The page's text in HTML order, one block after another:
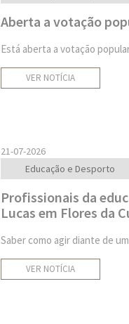
Aberta a votação
Está aberta a votação
VER NOTÍCIA
21-07-2026
Educação e Desporto
Profissionais da
Lucas em Flores da
Saber como agir diante de
VER NOTÍCIA